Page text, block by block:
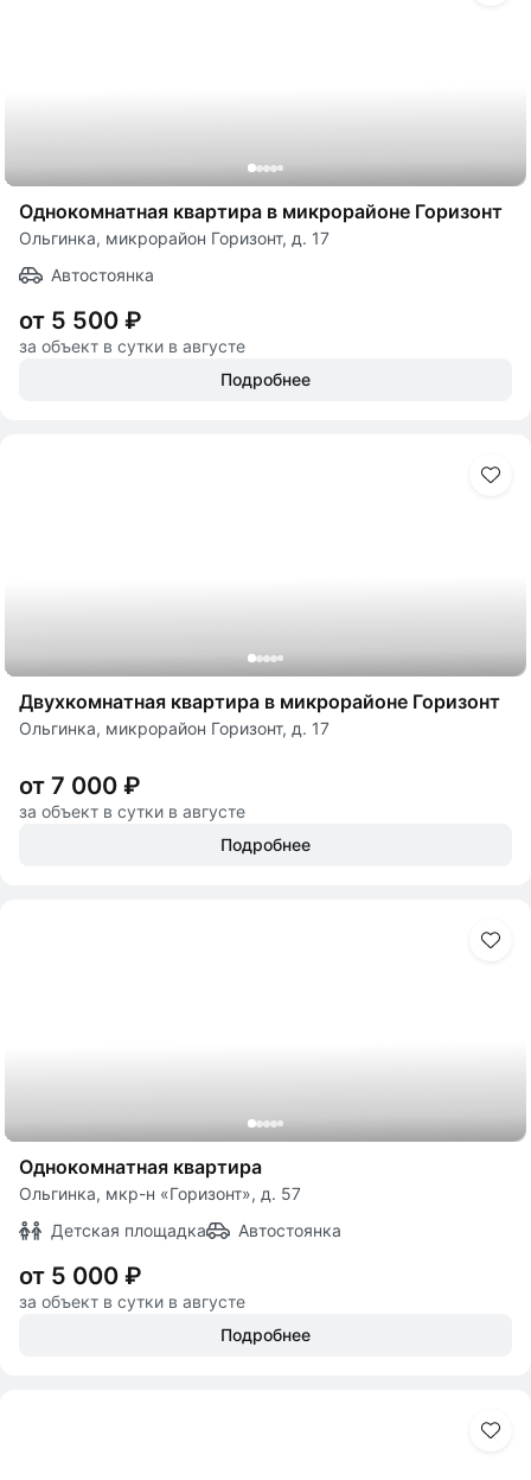
Однокомнатная квартира в микрорайоне Горизонт
Ольгинка, микрорайон Горизонт, д. 17
Автостоянка
от 5 500 ₽
за объект в сутки в августе
Подробнее
Двухкомнатная квартира в микрорайоне Горизонт
Ольгинка, микрорайон Горизонт, д. 17
от 7 000 ₽
за объект в сутки в августе
Подробнее
Однокомнатная квартира
Ольгинка, мкр-н «Горизонт», д. 57
Детская площадка
Автостоянка
от 5 000 ₽
за объект в сутки в августе
Подробнее